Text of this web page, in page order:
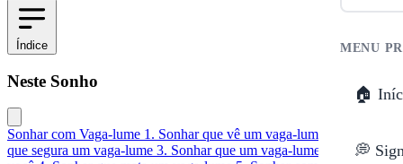
MENU
🏠
💭
Índice
Neste Sonho
Sonhar com Vaga-lume 1. Sonhar que vê um vaga-lume
que segura um vaga-lume 3. Sonhar que um vaga-lume pousa em